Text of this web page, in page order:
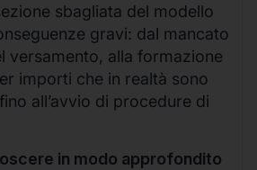
sbagliata del modello
gravi: dal mancato
versamento, alla formazione
importi che in realtà sono
all’avvio di procedure di
in modo approfondito